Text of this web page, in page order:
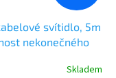
svítidlo, 5m
nekonečného
Skladem